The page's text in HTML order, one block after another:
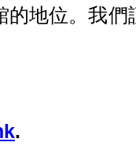
的地位。我
.